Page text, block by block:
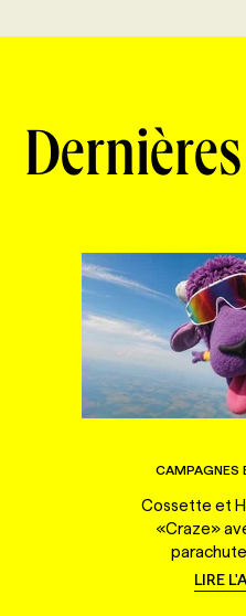
CAMPAGNES
Cossette et
«Craze»
LIRE